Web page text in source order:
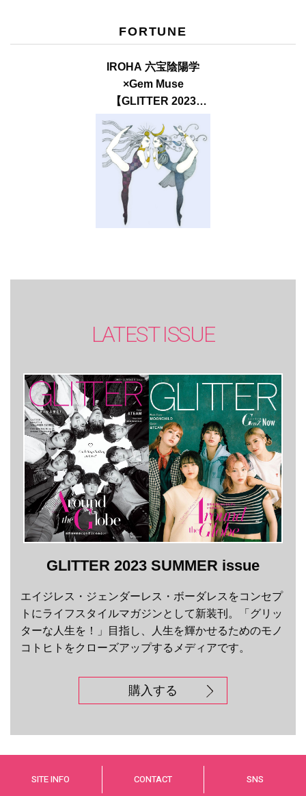
FORTUNE
IROHA 六宝陰陽学
×Gem Muse
【GLITTER 2023
SUMMER issue】
LATEST ISSUE
GLITTER 2023 SUMMER issue
エイジレス・ジェンダーレス・ボーダレスをコンセプ
トにライフスタイルマガジンとして新装刊。「グリッ
ターな人生を！」目指し、人生を輝かせるためのモノ
コトヒトをクローズアップするメディアです。
購入する
SITE INFO CONTACT SNS